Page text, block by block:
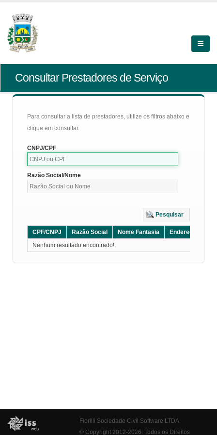
Consultar Prestadores de Serviço
Para consultar a lista de prestadores, utilize os filtros abaixo e
clique em consultar.
CNPJ/CPF
Razão Social/Nome
Pesquisar
CPF/CNPJ Razão Social Nome Fantasia Endereço
Nenhum resultado encontrado!
Fiorilli Sociedade Civil Software LTDA
© Copyright 2012-2026. Todos os Direitos